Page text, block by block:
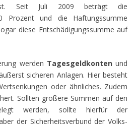
Seit Juli 2009 beträgt die
Prozent und die Haftungssumme
diese Entschädigungssumme auf
werden Tagesgeldkontenund
sicheren Anlagen. Hier besteht
oder ähnliches. Zudem
Sollten größere Summen auf den
werden, sollte hierfür der
der Sicherheitsverbund der Volks-